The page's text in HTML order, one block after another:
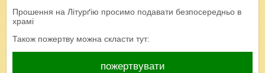
Прошення на Літурґію просимо подавати безпосередньо в
храмі
Також пожертву можна скласти тут:
пожертвувати